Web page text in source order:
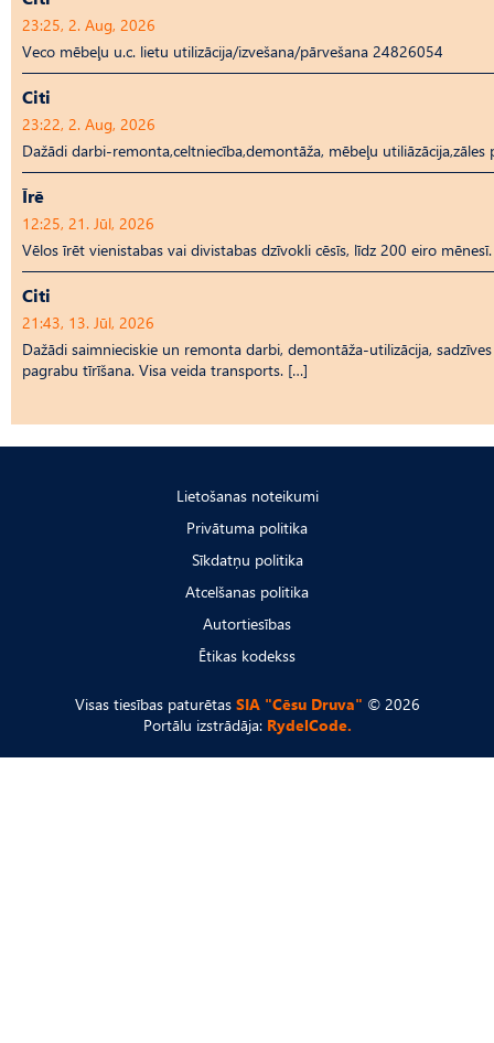
23:25, 2. Aug, 2026
Veco mēbeļu u.c. lietu utilizācija/izvešana/pārvešana 24826054
Citi
23:22, 2. Aug, 2026
Dažādi darbi-remonta,celtniecība,demontāža, mēbeļu
Īrē
12:25, 21. Jūl, 2026
Vēlos īrēt vienistabas vai divistabas dzīvokli cēsīs, līdz 200 eiro mēnesī.
Citi
21:43, 13. Jūl, 2026
Dažādi saimnieciskie un remonta darbi, demontāža-utilizācija,
pagrabu tīrīšana. Visa veida transports. […]
Lietošanas noteikumi
Privātuma politika
Sīkdatņu politika
Atcelšanas politika
Autortiesības
Ētikas kodekss
Visas tiesības paturētas SIA "Cēsu Druva" © 2026
Portālu izstrādāja: RydelCode.